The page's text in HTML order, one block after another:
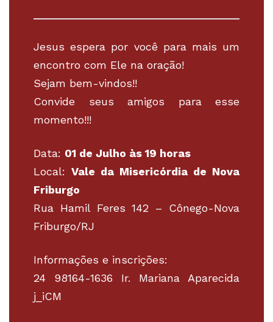
Jesus espera por você para mais um
encontro com Ele na oração!
Sejam bem-vindos!!
Convide seus amigos para esse
momento!!!
Data: 01 de Julho às 19 horas
Local: Vale da Misericórdia de Nova
Friburgo
Rua Hamil Feres 142 – Cônego-Nova
Friburgo/RJ
Informações e inscrições:
24 98164-1636 Ir. Mariana Aparecida
j_iCM